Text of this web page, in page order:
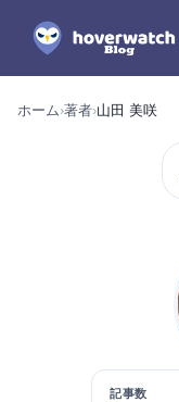
ホーム›著者›山田 美咲
記事数